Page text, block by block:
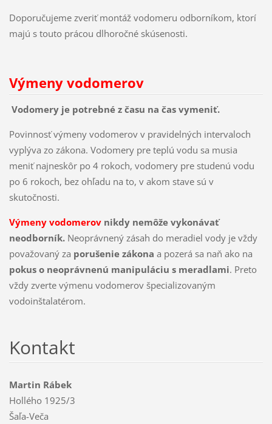
Doporučujeme zveriť montáž vodomeru odborníkom, ktorí
majú s touto prácou dlhoročné skúsenosti.
Výmeny vodomerov
Vodomery je potrebné z času na čas vymeniť.
Povinnosť výmeny vodomerov v pravidelných intervaloch
vyplýva zo zákona. Vodomery pre teplú vodu sa musia
meniť najneskôr po 4 rokoch, vodomery pre studenú vodu
po 6 rokoch, bez ohľadu na to, v akom stave sú v
skutočnosti.
Výmeny vodomerovnikdy nemôže vykonávať
neodborník.Neoprávnený zásah do meradiel vody je vždy
považovaný za porušenie zákona a pozerá sa naň ako na
pokus o neoprávnenú manipuláciu s meradlami. Preto
vždy zverte výmenu vodomerov špecializovaným
vodoinštalatérom.
Kontakt
Martin Rábek
Hollého 1925/3
Šaľa-Veča